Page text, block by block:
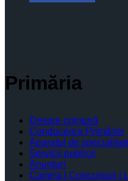
Primăria
Despre comună
Conducerea Primăriei
Aparatul de
Servicii publice
Anunturi
Cariera | Concursuri |